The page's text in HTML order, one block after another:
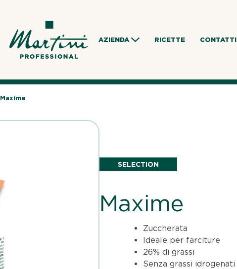
AZIENDA RICETTE CONTATTI
Maxime
SELECTION
Maxime
Zuccherata
Ideale per farciture
26% di grassi
Senza grassi idrogenati